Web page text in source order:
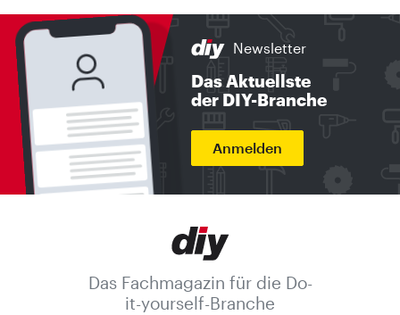
Newsletter
Das Aktuellste
der DIY-Branche
Anmelden
Das Fachmagazin für die Do-
it-yourself-Branche